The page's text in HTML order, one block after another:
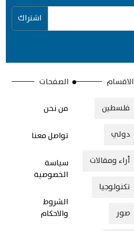
اشتراك
الاقسام
فلسطين
دولي
أراء ومقالات
تكنولوجيا
صور
الصفحات
من نحن
تواصل معنا
سياسة
الخصوصية
الشروط
والاحكام